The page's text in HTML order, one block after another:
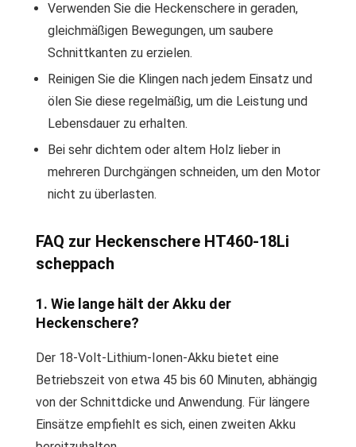
Verwenden Sie die Heckenschere in geraden,
gleichmäßigen Bewegungen, um saubere
Schnittkanten zu erzielen.
Reinigen Sie die Klingen nach jedem Einsatz und
ölen Sie diese regelmäßig, um die Leistung und
Lebensdauer zu erhalten.
Bei sehr dichtem oder altem Holz lieber in
mehreren Durchgängen schneiden, um den Motor
nicht zu überlasten.
FAQ zur Heckenschere HT460-18Li
scheppach
1. Wie lange hält der Akku der
Heckenschere?
Der 18-Volt-Lithium-Ionen-Akku bietet eine
Betriebszeit von etwa 45 bis 60 Minuten, abhängig
von der Schnittdicke und Anwendung. Für längere
Einsätze empfiehlt es sich, einen zweiten Akku